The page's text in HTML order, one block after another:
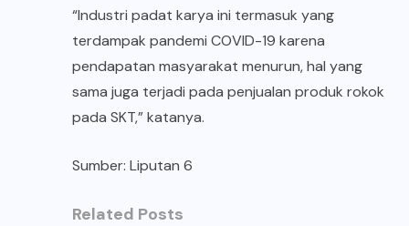
“Industri padat karya ini termasuk yang
terdampak pandemi COVID-19 karena
pendapatan masyarakat menurun, hal yang
sama juga terjadi pada penjualan produk rokok
pada SKT,” katanya.
Sumber: Liputan 6
Related Posts